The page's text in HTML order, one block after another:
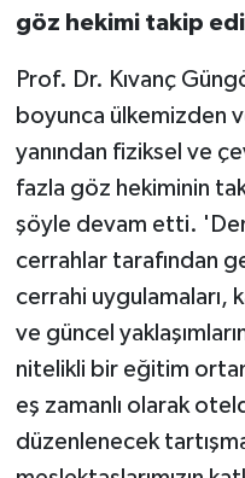
göz hekimi takip
Prof. Dr. Kıvanç
boyunca ülkemizden
yanından fiziksel ve
fazla göz hekiminin
şöyle devam etti.
cerrahlar tarafından
cerrahi uygulamaları,
ve güncel
nitelikli bir eğitim
eş zamanlı olarak
düzenlenecek